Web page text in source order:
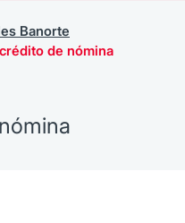
Banorte
de nómina